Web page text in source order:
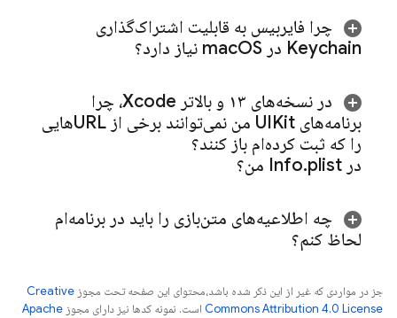
چرا فایربیس به قابلیت اشتراک‌گذاری
Keychain در mac
OS نیاز دارد؟
در نسخه‌های ۱۳ و بالاتر Xcode، چرا
برنامه‌های UIKit من نمی‌توانند برخی از URLهایی
را که ثبت کرده‌ام باز کنند؟
در Info
.plist من؟
چه اطلاعیه‌های متن‌بازی را باید در برنامه‌ام
لحاظ کنم؟
جز در مواردی که غیر از این ذکر شده باشد،‌محتوای این صفحه تحت مجوز Creative
Commons Attribution 4.0 License است. نمونه کدها نیز دارای مجوز Apache